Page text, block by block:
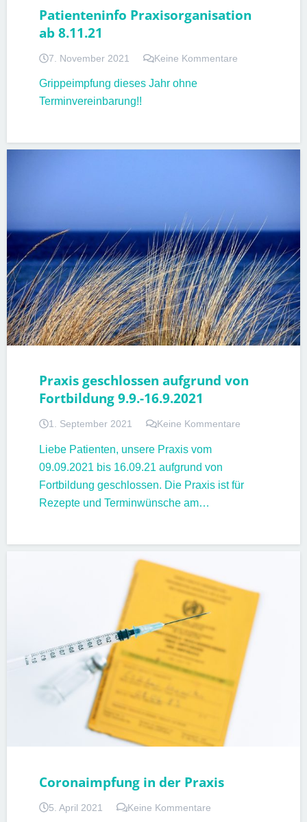
Patienteninfo Praxisorganisation
ab 8.11.21
7. November 2021 Keine Kommentare
Grippeimpfung dieses Jahr ohne
Terminvereinbarung!!
Praxis geschlossen aufgrund von
Fortbildung 9.9.-16.9.2021
1. September 2021 Keine Kommentare
Liebe Patienten, unsere Praxis vom
09.09.2021 bis 16.09.21 aufgrund von
Fortbildung geschlossen. Die Praxis ist für
Rezepte und Terminwünsche am…
PATIENTENINFORMATIONEN
Coronaimpfung in der Praxis
5. April 2021 Keine Kommentare